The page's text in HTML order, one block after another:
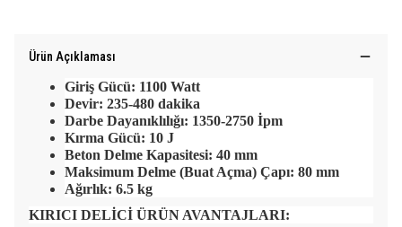
Ürün Açıklaması
Giriş Gücü: 1100 Watt
Devir: 235-480 dakika
Darbe Dayanıklılığı: 1350-2750 İpm
Kırma Gücü: 10 J
Beton Delme Kapasitesi: 40 mm
Maksimum Delme (Buat Açma) Çapı: 80 mm
Ağırlık: 6.5 kg
KIRICI DELİCİ ÜRÜN AVANTAJLARI: